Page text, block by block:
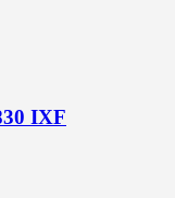
IXF